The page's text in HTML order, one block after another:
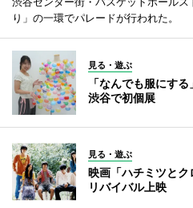
り」の一環でパレードが行われた。
見る・遊ぶ
「なんでも服にす
渋谷で初個展
見る・遊ぶ
映画「ハチミツと
リバイバル上映